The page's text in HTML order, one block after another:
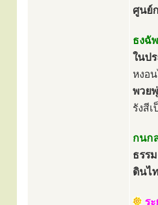
ศูนย์
ธงฉั
ในป
หงอ
พวย
รังสี
กนก
ธรร
ดินไ
ร